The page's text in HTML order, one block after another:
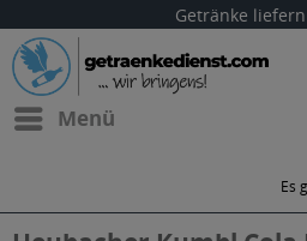
Getränke
Menü
Es